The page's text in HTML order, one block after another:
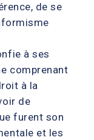
de se
à ses
comprenant
à la
de
furent son
et les